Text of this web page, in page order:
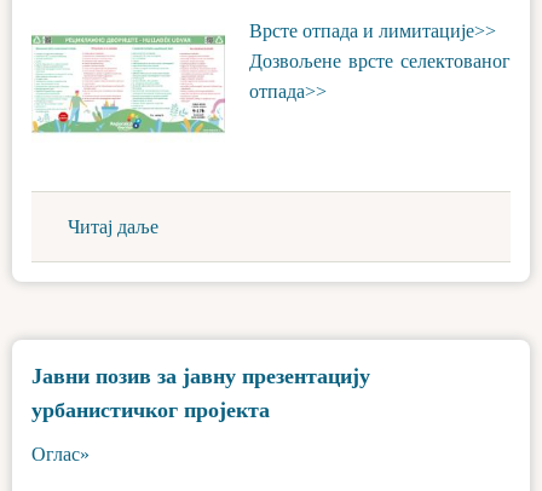
Врсте отпада и лимитације>>
Дозвољене врсте селектованог
отпада>>
Читај даље
Јавни позив за јавну презентацију
урбанистичког пројекта
Оглас»